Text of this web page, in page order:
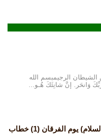
بالله من الشيطان الرجيمبسم الله
وَانحَر. إنَّ شانِئَكَ هُـو...
خطاب المرحلة ….يوم الزهراء (عليها السلام) يوم الفرقان (1) خطاب